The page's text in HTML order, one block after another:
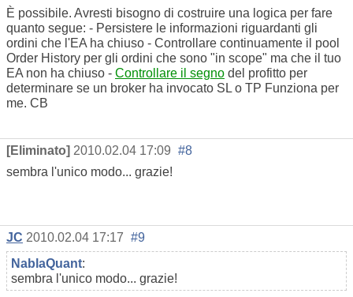
È possibile. Avresti bisogno di costruire una logica per fare
quanto segue: - Persistere le informazioni riguardanti gli
ordini che l'EA ha chiuso - Controllare continuamente il pool
Order History per gli ordini che sono "in scope" ma che il tuo
EA non ha chiuso - Controllare il segno del profitto per
determinare se un broker ha invocato SL o TP Funziona per
me. CB
[Eliminato] 2010.02.04 17:09 #8
sembra l'unico modo... grazie!
JC 2010.02.04 17:17 #9
NablaQuant:
sembra l'unico modo... grazie!